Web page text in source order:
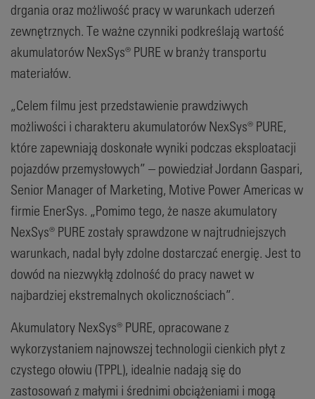
drgania oraz możliwość pracy w warunkach uderzeń
zewnętrznych. Te ważne czynniki podkreślają wartość
akumulatorów NexSys® PURE w branży transportu
materiałów.
„Celem filmu jest przedstawienie prawdziwych
możliwości i charakteru akumulatorów NexSys® PURE,
które zapewniają doskonałe wyniki podczas eksploatacji
pojazdów przemysłowych” – powiedział Jordann Gaspari,
Senior Manager of Marketing, Motive Power Americas w
firmie EnerSys. „Pomimo tego, że nasze akumulatory
NexSys® PURE zostały sprawdzone w najtrudniejszych
warunkach, nadal były zdolne dostarczać energię. Jest to
dowód na niezwykłą zdolność do pracy nawet w
najbardziej ekstremalnych okolicznościach”.
Akumulatory NexSys® PURE, opracowane z
wykorzystaniem najnowszej technologii cienkich płyt z
czystego ołowiu (TPPL), idealnie nadają się do
zastosowań z małymi i średnimi obciążeniami i mogą